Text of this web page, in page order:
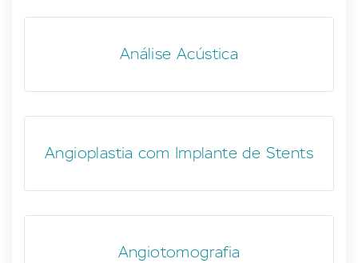
Análise Acústica
Angioplastia com Implante de Stents
Angiotomografia